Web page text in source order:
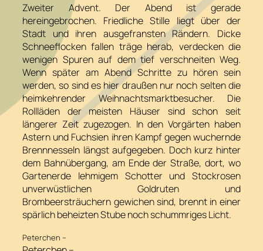
Zweiter Advent. Der Abend ist gerade
hereingebrochen. Friedliche Stille liegt über der
Stadt und ihren ausgefransten Rändern. Dicke
Schneeflocken fallen träge herab, verdecken die
wenigen Spuren auf dem tief verschneiten Weg.
Wenn später am Abend Schritte zu hören sein
werden, so sind es hier draußen nur noch selten die
heimkehrender Weihnachtsmarktbesucher. Die
Rollläden der meisten Häuser sind schon seit
längerer Zeit zugezogen. In den Vorgärten haben
Astern und Fuchsien ihren Kampf gegen wuchernde
Brennnesseln längst aufgegeben. Doch kurz hinter
dem Bahnübergang, am Ende der Straße, dort, wo
Gartenerde lehmigem Schotter und Stockrosen
unverwüstlichen Goldruten und
Brombeersträuchern gewichen sind, brennt in einer
spärlich beheizten Stube noch schummriges Licht.
Peterchen –